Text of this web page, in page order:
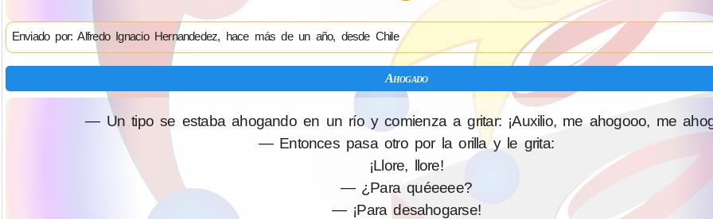
Enviado por: Alfredo Ignacio Hernandedez, hace más de un año, desde Chile
Ahogado
— Un tipo se estaba ahogando en un río y comienza a gritar: ¡Auxilio, me ahogooo, me
— Entonces pasa otro por la orilla y le grita:
¡Llore, llore!
— ¿Para quéeeee?
— ¡Para desahogarse!